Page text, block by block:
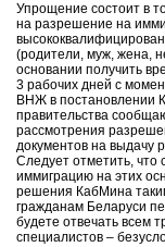
Упрощение состоит в
на разрешение на
(родители, муж, жена,
основании получить
3 рабочих дней с
ВНЖ в постановлении
правительства
рассмотрения
документов на выдачу
Следует отметить,
иммиграцию на этих
решения КабМина
гражданам Беларуси
будете отвечать всем
специалистов –